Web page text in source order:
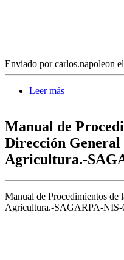
Enviado porcarlos.napoleon
Leer más
Manual de
Dirección General
Agricultura.-
Manual de Procedimientos de
Agricultura.-SAGARPA-NIS-